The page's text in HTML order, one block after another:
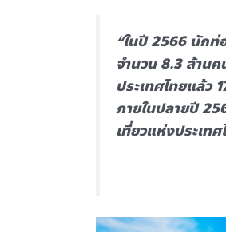
“ในปี 2566 นักท่
จำนวน 8.3 ล้าน
ประเทศไทยแล้ว
ภายในปลายปี
เที่ยวแห่งประเท